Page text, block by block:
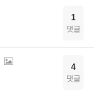
1
댓글
4
댓글